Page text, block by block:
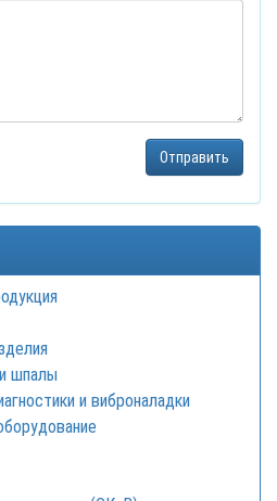
шпалы
и виброналадки